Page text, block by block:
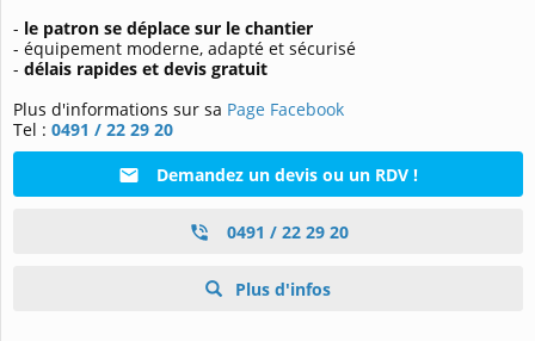
- le patron se déplace sur le chantier
- équipement moderne, adapté et sécurisé
- délais rapides et devis gratuit
Plus d'informations sur sa Page Facebook
Tel : 0491 / 22 29 20
Demandez un devis ou un RDV !
0491 / 22 29 20
Plus d'infos